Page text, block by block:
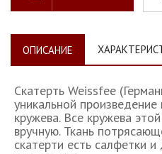
ОПИСАНИЕ
Скатерть Weissfee
уникальной произведение
кружева. Все кружева
вручную. Ткань
скатерти есть салфетки